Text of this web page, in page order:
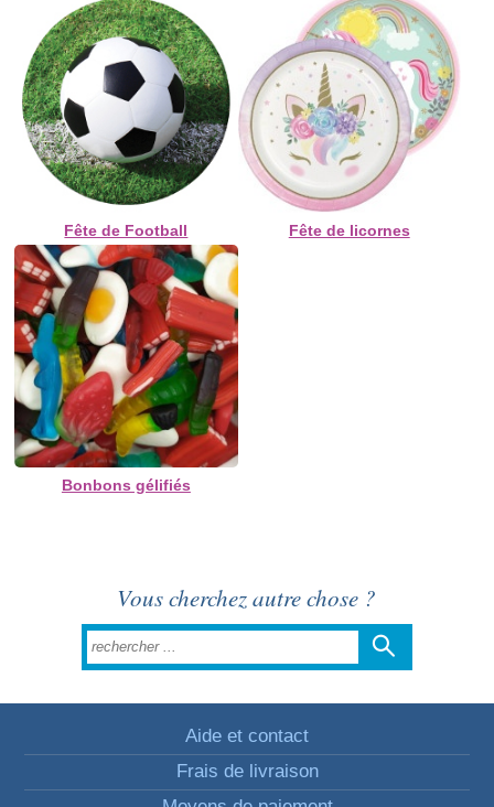
Fête de Football Fête de licornes
Bonbons gélifiés
Vous cherchez autre chose ?
Aide et contact
Frais de livraison